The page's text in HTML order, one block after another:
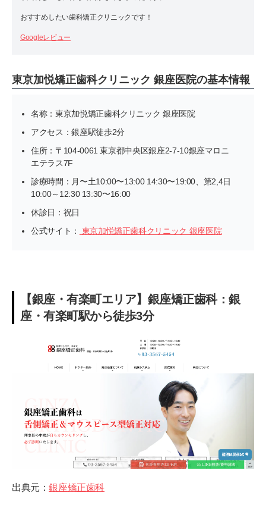
おすすめしたい歯科矯正クリニックです！
Googleレビュー
東京加悦矯正歯科クリニック 銀座医院の基本情報
名称：東京加悦矯正歯科クリニック 銀座医院
アクセス：銀座駅徒歩2分
住所：〒104-0061 東京都中央区銀座2-7-10銀座マロニ
エテラス7F
診療時間：月〜土10:00〜13:00 14:30〜19:00、第2,4日
10:00～12:30 13:30〜16:00
休診日：祝日
公式サイト：
東京加悦矯正歯科クリニック 銀座医院
【銀座・有楽町エリア】銀座矯正歯科：銀
座・有楽町駅から徒歩3分
出典元：銀座矯正歯科